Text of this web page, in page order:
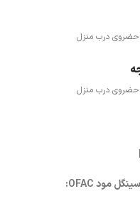
حضروی درب منزل
حضروی درب منزل